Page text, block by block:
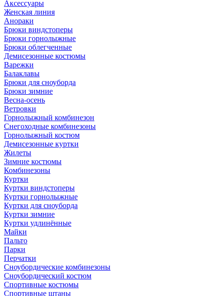
Аксессуары
Женская линия
Анораки
Брюки виндстоперы
Брюки горнолыжные
Брюки облегченные
Демисезонные костюмы
Варежки
Балаклавы
Брюки для сноуборда
Брюки зимние
Весна-осень
Ветровки
Горнолыжный комбинезон
Снегоходные комбинезоны
Горнолыжный костюм
Демисезонные куртки
Жилеты
Зимние костюмы
Комбинезоны
Куртки
Куртки виндстоперы
Куртки горнолыжные
Куртки для сноуборда
Куртки зимние
Куртки удлинённые
Майки
Пальто
Парки
Перчатки
Сноубордические комбинезоны
Сноубордический костюм
Спортивные костюмы
Спортивные штаны